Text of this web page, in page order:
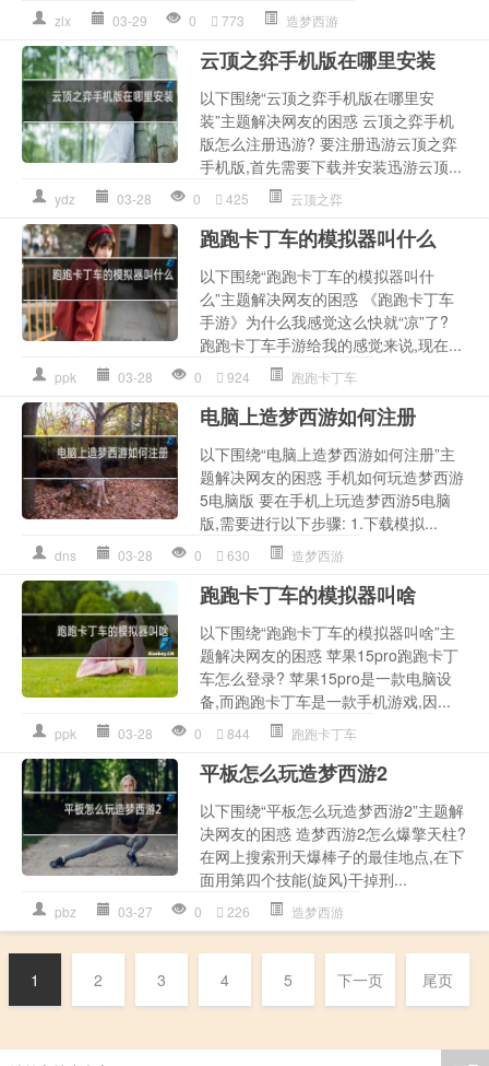
zlx 03-29 0 773 造梦西游
云顶之弈手机版在哪里安装
以下围绕“云顶之弈手机版在哪里安
装”主题解决网友的困惑 云顶之弈手机
版怎么注册迅游? 要注册迅游云顶之弈
手机版,首先需要下载并安装迅游云顶...
ydz 03-28 0 425 云顶之弈
跑跑卡丁车的模拟器叫什么
以下围绕“跑跑卡丁车的模拟器叫什
么”主题解决网友的困惑 《跑跑卡丁车
手游》为什么我感觉这么快就“凉”了?
跑跑卡丁车手游给我的感觉来说,现在...
ppk 03-28 0 924 跑跑卡丁车
电脑上造梦西游如何注册
以下围绕“电脑上造梦西游如何注册”主
题解决网友的困惑 手机如何玩造梦西游
5电脑版 要在手机上玩造梦西游5电脑
版,需要进行以下步骤: 1.下载模拟...
dns 03-28 0 630 造梦西游
跑跑卡丁车的模拟器叫啥
以下围绕“跑跑卡丁车的模拟器叫啥”主
题解决网友的困惑 苹果15pro跑跑卡丁
车怎么登录? 苹果15pro是一款电脑设
备,而跑跑卡丁车是一款手机游戏,因...
ppk 03-28 0 844 跑跑卡丁车
平板怎么玩造梦西游2
以下围绕“平板怎么玩造梦西游2”主题解
决网友的困惑 造梦西游2怎么爆擎天柱?
在网上搜索刑天爆棒子的最佳地点,在下
面用第四个技能(旋风)干掉刑...
pbz 03-27 0 226 造梦西游
1 2 3 4 5 下一页 尾页